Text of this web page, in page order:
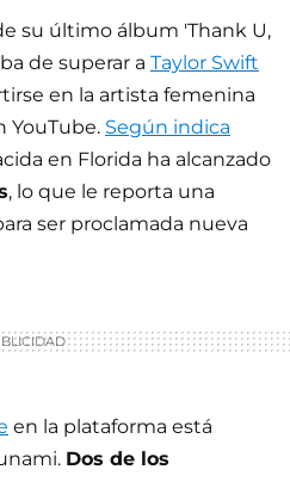
su último álbum 'Thank U,
de superar a Taylor Swift
en la artista femenina
YouTube. Según indica
en Florida ha alcanzado
, lo que le reporta una
ser proclamada nueva
en la plataforma está
Dos de los